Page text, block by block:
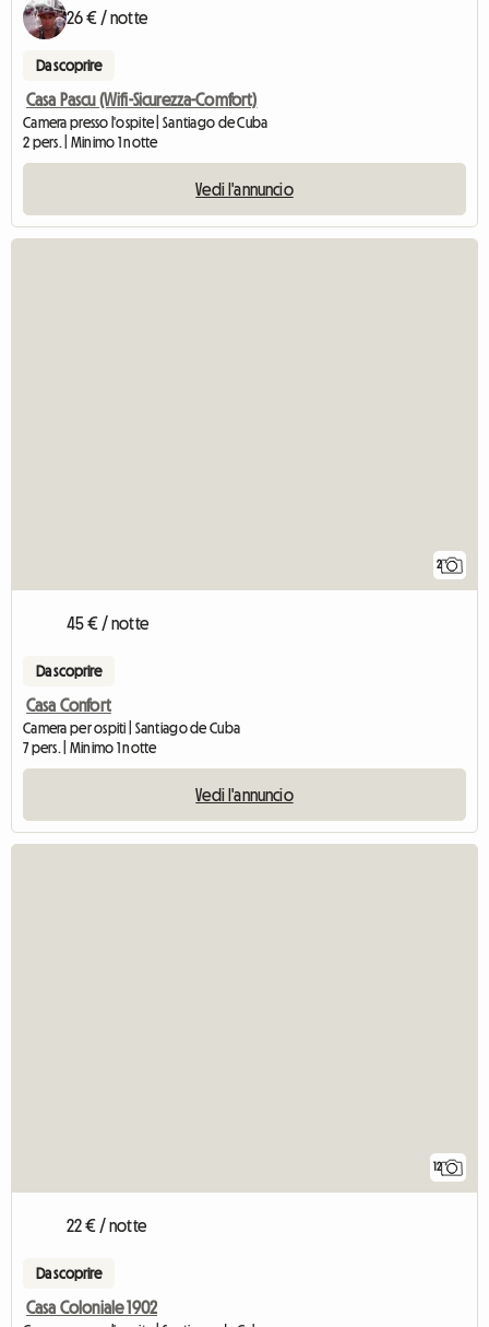
26 € / notte
Da scoprire
Casa Pascu (Wifi-Sicurezza-Comfort)
Camera presso l'ospite | Santiago de Cuba
2 pers. | Minimo 1 notte
Vedi l'annuncio
2
45 € / notte
Da scoprire
Casa Confort
Camera per ospiti | Santiago de Cuba
7 pers. | Minimo 1 notte
Vedi l'annuncio
12
22 € / notte
Da scoprire
Casa Coloniale 1902